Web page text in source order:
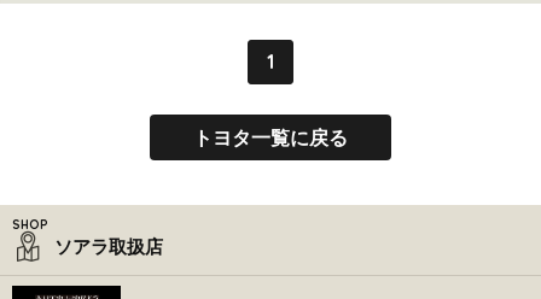
1
トヨタ一覧に戻る
ソアラ取扱店